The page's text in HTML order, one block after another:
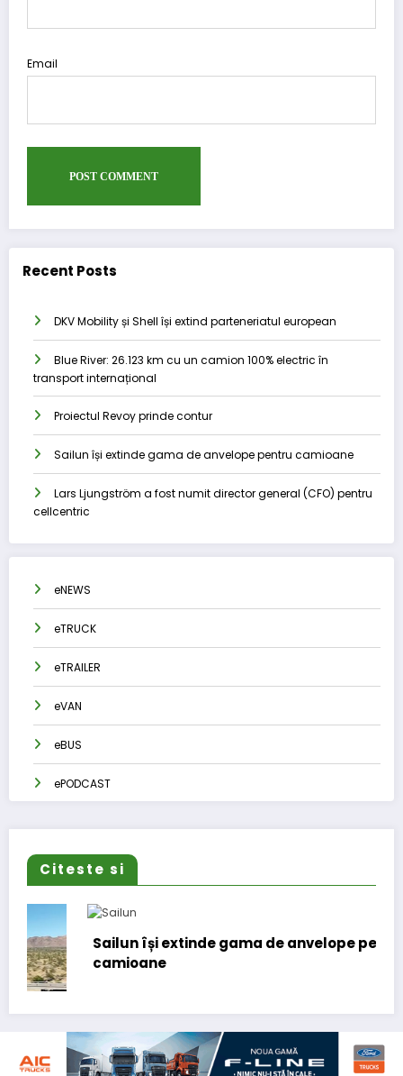
Email
Recent Posts
DKV Mobility și Shell își extind parteneriatul european
Blue River: 26.123 km cu un camion 100% electric în
transport internațional
Proiectul Revoy prinde contur
Sailun își extinde gama de anvelope pentru camioane
Lars Ljungström a fost numit director general (CFO) pentru
cellcentric
eNEWS
eTRUCK
eTRAILER
eVAN
eBUS
ePODCAST
Citeste si
Sailun își extinde gama de anvelope pentru
camioane